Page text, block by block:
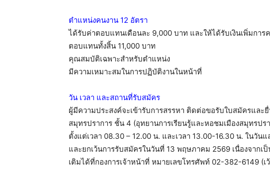
ตำแหน่งคนงาน 12 อัตรา
ได้รับค่าตอบแทนเดือนละ 9,000 บาท และให้ได้รับเงินเพิ่มการ
ตอบแทนทั้งสิ้น 11,000 บาท
คุณสมบัติเฉพาะสำหรับตำแหน่ง
มีความเหมาะสมในการปฏิบัติงานในหน้าที่
วัน เวลา และสถานที่รับสมัคร
ผู้มีความประสงค์จะเข้ารับการสรรหา ติดต่อขอรับใบสมัครและ
สมุทรปราการ ชั้น 4 (อุทยานการเรียนรู้และหอชมเมืองสมุทรป
ตั้งแต่เวลา 08.30 – 12.00 น. และเวลา 13.00-16.30 น. ในวัน
และยกเว้นการรับสมัครในวันที่ 13 พฤษภาคม 2569 เนื่องจากเ
เติมได้ที่กองการเจ้าหน้าที่ หมายเลขโทรศัพท์ 02-382-6149 (เ